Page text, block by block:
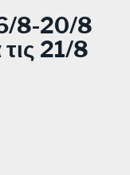
8-20/8
21/8